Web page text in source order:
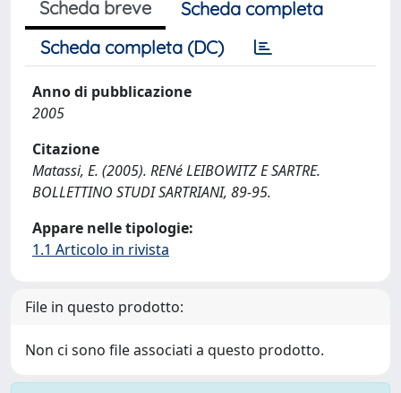
Scheda breve
Scheda completa
Scheda completa (DC)
Anno di pubblicazione
2005
Citazione
Matassi, E. (2005). RENé LEIBOWITZ E SARTRE.
BOLLETTINO STUDI SARTRIANI, 89-95.
Appare nelle tipologie:
1.1 Articolo in rivista
File in questo prodotto:
Non ci sono file associati a questo prodotto.